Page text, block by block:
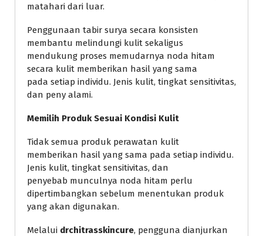
matahari dari luar.
Penggunaan tabir surya secara konsisten
membantu melindungi kulit sekaligus
mendukung proses memudarnya noda hitam
secara kulit memberikan hasil yang sama
pada setiap individu. Jenis kulit, tingkat sensitivitas,
dan peny alami.
Memilih Produk Sesuai Kondisi Kulit
Tidak semua produk perawatan kulit
memberikan hasil yang sama pada setiap individu.
Jenis kulit, tingkat sensitivitas, dan
penyebab munculnya noda hitam perlu
dipertimbangkan sebelum menentukan produk
yang akan digunakan.
Melalui drchitrasskincure, pengguna dianjurkan